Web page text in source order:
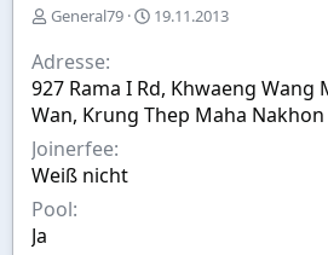
E
s
t
e
l
l
e
r
General79
E
t
e
19.11.2013
Adresse
927 Rama I Rd, Khwaeng Wang
Wan, Krung Thep Maha Nakhon
Joinerfee
Weiß nicht
Pool
Ja